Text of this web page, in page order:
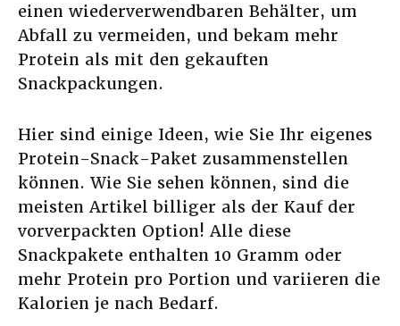
einen wiederverwendbaren Behälter, um
Abfall zu vermeiden, und bekam mehr
Protein als mit den gekauften
Snackpackungen.
Hier sind einige Ideen, wie Sie Ihr eigenes
Protein-Snack-Paket zusammenstellen
können. Wie Sie sehen können, sind die
meisten Artikel billiger als der Kauf der
vorverpackten Option! Alle diese
Snackpakete enthalten 10 Gramm oder
mehr Protein pro Portion und variieren die
Kalorien je nach Bedarf.